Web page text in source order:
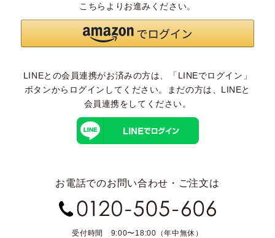
こちらよりお進みください。
LINEとの会員連携がお済みの方は、「LINEでログイン」
ボタンからログインしてください。まだの方は、 LINEと
会員連携をしてください。
お電話でのお問い合わせ・ご注文は
受付時間 9:00〜18:00（年中無休）